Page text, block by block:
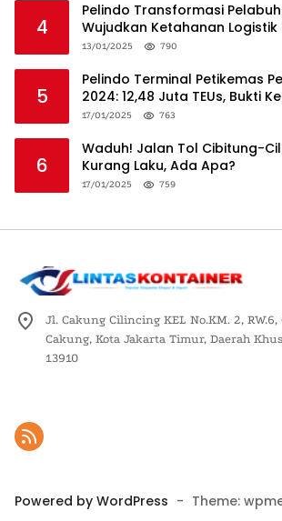
4
Pelindo Transformasi
Wujudkan Ketahanan Logistik
Global
13/01/2025 790
5
Pelindo Terminal Petikemas
2024: 12,48 Juta TEUs, Bukti
Logistik Nasional
17/01/2025 763
6
Waduh! Jalan Tol Cibitung-
Kurang Laku, Ada Apa?
17/01/2025 759
Jl. Cakung Cilincing KEL No.KM. 2, RW.6,
Cakung, Kota Jakarta Timur, Daerah
13910
Powered by WordPress - Theme: